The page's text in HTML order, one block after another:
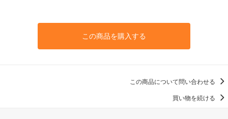
この商品を購入する
この商品について問い合わせる
買い物を続ける